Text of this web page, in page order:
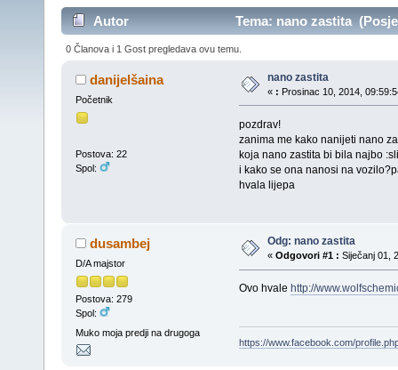
Autor Tema: nano zastita
0 Članova i 1 Gost pregledava ovu temu.
danijelšaina
Početnik
Postova: 22
Spol:
nano zastita
« : Prosinac 10, 2014,
pozdrav!
zanima me kako nanijeti nano
koja nano zastita bi bila najbo
i kako se ona nanosi na
hvala lijepa
dusambej
D/A majstor
Postova: 279
Spol:
Muko moja predji na drugoga
Odg: nano zastita
« Odgovori #1 : Siječanj 01,
Ovo hvale http://
https://www.facebook.com/